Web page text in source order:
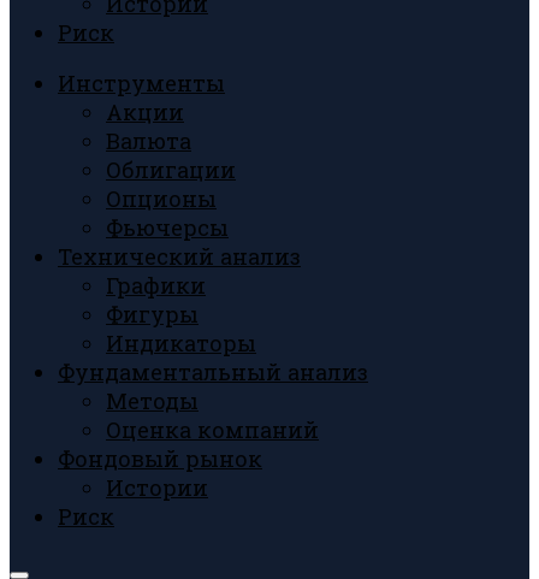
Риск
Инструменты
Акции
Валюта
Облигации
Опционы
Фьючерсы
Технический анализ
Графики
Фигуры
Индикаторы
Фундаментальный анализ
Методы
Оценка компаний
Фондовый рынок
Истории
Риск